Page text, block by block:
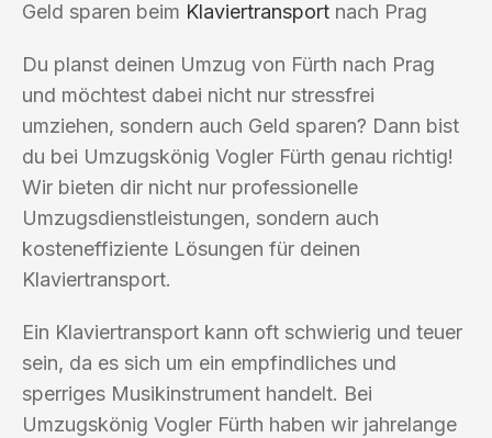
Geld sparen beim Klaviertransport nach Prag
Du planst deinen Umzug von Fürth nach Prag
und möchtest dabei nicht nur stressfrei
umziehen, sondern auch Geld sparen? Dann bist
du bei Umzugskönig Vogler Fürth genau richtig!
Wir bieten dir nicht nur professionelle
Umzugsdienstleistungen, sondern auch
kosteneffiziente Lösungen für deinen
Klaviertransport.
Ein Klaviertransport kann oft schwierig und teuer
sein, da es sich um ein empfindliches und
sperriges Musikinstrument handelt. Bei
Umzugskönig Vogler Fürth haben wir jahrelange